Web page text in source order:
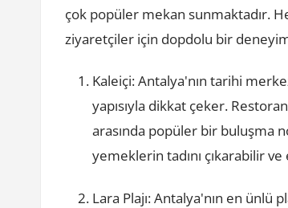
çok popüler mekan sunmaktadır.
ziyaretçiler için dopdolu bir
Kaleiçi: Antalya'nın tarihi
yapısıyla dikkat çeker.
arasında popüler bir buluşma
yemeklerin tadını çıkarabilir
Lara Plajı: Antalya'nın en ünlü